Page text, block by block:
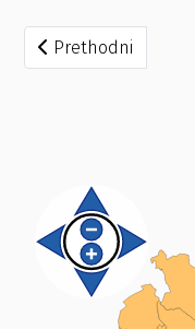
Prethodni članak:
Prethodni